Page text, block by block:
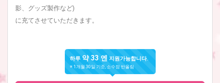
影、グッズ製作など)
に充てさせていただきます。
하루 약 33 엔지원가능합니다.
※ 1개월 30일 기준, 소수점 반올림